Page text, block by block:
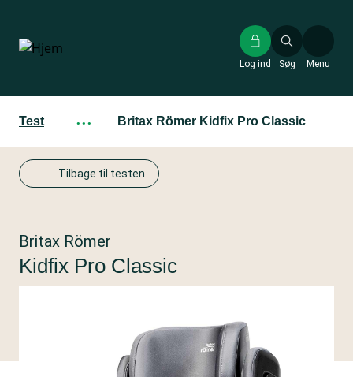
hovedindhold
Søg
Log ind Menu
Test ··· Britax Römer Kidfix Pro Classic
Tilbage til testen
Britax Römer
Kidfix Pro Classic